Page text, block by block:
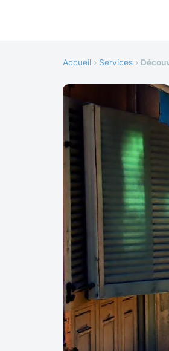
Accueil › Services ›